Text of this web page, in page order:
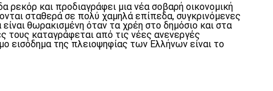
ρεκόρ και προδιαγράφει μια νέα σοβαρή οικονομική
σταθερά σε πολύ χαμηλά επίπεδα, συγκρινόμενες
θωρακισμένη όταν τα χρέη στο δημόσιο και στα
τους καταγράφεται από τις νέες ανενεργές
εισόδημα της πλειοψηφίας των Ελλήνων είναι το